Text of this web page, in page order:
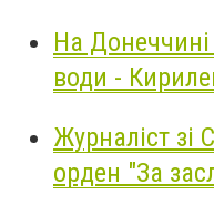
На
води -
Журналіст зі
орден "За